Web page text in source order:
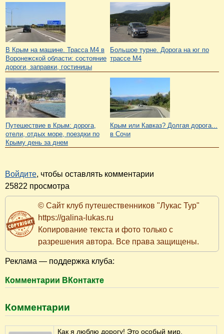
В Крым на машине. Трасса М4 в
Воронежской области: состояние
дороги, заправки, гостиницы
Большое турне. Дорога на юг по
трассе М4
Путешествие в Крым: дорога,
отели, отдых море, поездки по
Крыму день за днем
Крым или Кавказ? Долгая дорога...
в Сочи
Войдите, чтобы оставлять комментарии
25822 просмотра
© Сайт клуб путешественников "Лукас Тур"
https://galina-lukas.ru
Копирование текста и фото только с
разрешения автора. Все права защищены.
Реклама — поддержка клуба:
Комментарии ВКонтакте
Комментарии
Как я люблю дорогу! Это особый мир,